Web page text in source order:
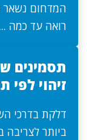
המדחום נשאר
רואה עד כמה ...
תסמינים
זיהוי
דלקת בדרכי
ביותר לצריבה